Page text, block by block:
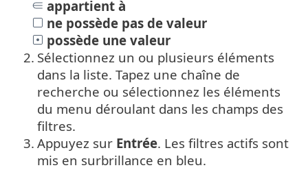
appartient à
ne possède pas de valeur
possède une valeur
2. Sélectionnez un ou plusieurs éléments
dans la liste. Tapez une chaîne de
recherche ou sélectionnez les éléments
du menu déroulant dans les champs des
filtres.
3. Appuyez sur Entrée. Les filtres actifs sont
mis en surbrillance en bleu.